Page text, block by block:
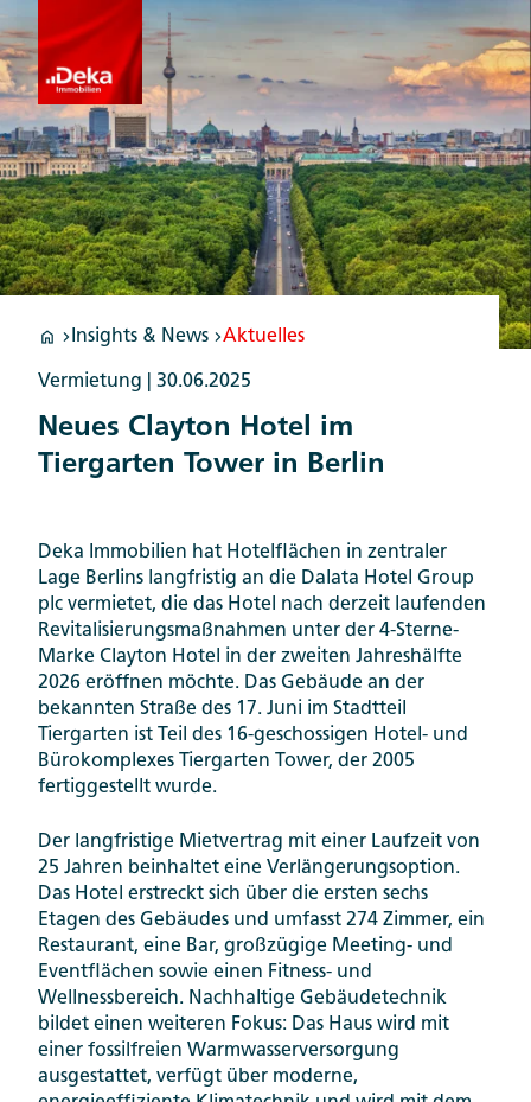
Insights & News Aktuelles
Vermietung | 30.06.2025
Neues Clayton Hotel im
Tiergarten Tower in Berlin
Deka Immobilien hat Hotelflächen in zentraler
Lage Berlins langfristig an die Dalata Hotel Group
plc vermietet, die das Hotel nach derzeit laufenden
Revitalisierungsmaßnahmen unter der 4-Sterne-
Marke Clayton Hotel in der zweiten Jahreshälfte
2026 eröffnen möchte. Das Gebäude an der
bekannten Straße des 17. Juni im Stadtteil
Tiergarten ist Teil des 16-geschossigen Hotel- und
Bürokomplexes Tiergarten Tower, der 2005
fertiggestellt wurde.
Der langfristige Mietvertrag mit einer Laufzeit von
25 Jahren beinhaltet eine Verlängerungsoption.
Das Hotel erstreckt sich über die ersten sechs
Etagen des Gebäudes und umfasst 274 Zimmer, ein
Restaurant, eine Bar, großzügige Meeting- und
Eventflächen sowie einen Fitness- und
Wellnessbereich. Nachhaltige Gebäudetechnik
bildet einen weiteren Fokus: Das Haus wird mit
einer fossilfreien Warmwasserversorgung
ausgestattet, verfügt über moderne,